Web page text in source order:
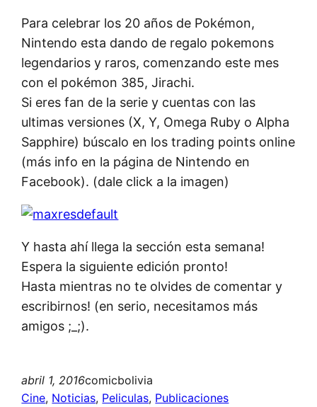
Para celebrar los 20 años de Pokémon,
Nintendo esta dando de regalo pokemons
legendarios y raros, comenzando este mes
con el pokémon 385, Jirachi.
Si eres fan de la serie y cuentas con las
ultimas versiones (X, Y, Omega Ruby o Alpha
Sapphire) búscalo en los trading points online
(más info en la página de Nintendo en
Facebook). (dale click a la imagen)
Y hasta ahí llega la sección esta semana!
Espera la siguiente edición pronto!
Hasta mientras no te olvides de comentar y
escribirnos! (en serio, necesitamos más
amigos ;_;).
abril 1, 2016comicbolivia
Cine, Noticias, Peliculas, Publicaciones